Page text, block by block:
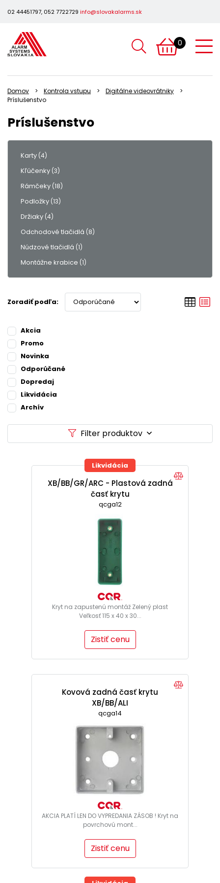
02 44451797, 052 7722729 info@slovakalarms.sk
0
Domov Kontrola vstupu
Digitálne videovrátniky
Príslušenstvo
Príslušenstvo
Karty (4)
Kľúčenky (3)
Rámčeky (18)
Podložky (13)
Držiaky (4)
Odchodové tlačidlá (8)
Núdzové tlačidlá (1)
Montážne krabice (1)
Zoradiť podľa:
Akcia
Promo
Novinka
Odporúčané
Dopredaj
Likvidácia
Archív
Filter produktov
Likvidácia
XB/BB/GR/ARC - Plastová zadná
časť krytu
qcga12
Kryt na zapustenú montáž Zelený plast
Veľkosť 115 x 40 x 30...
Zistiť cenu
Kovová zadná časť krytu
XB/BB/ALI
qcga14
AKCIA PLATÍ LEN DO VYPREDANIA ZÁSOB ! Kryt na
povrchovú mont...
Zistiť cenu